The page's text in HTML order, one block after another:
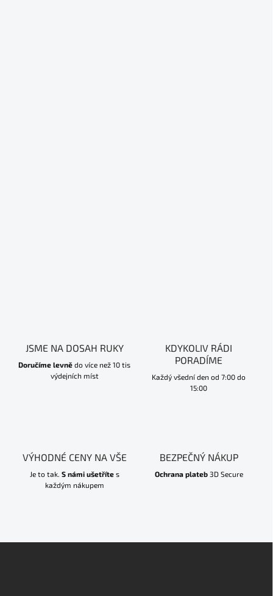
JSME NA DOSAH RUKY
Doručíme levně do více než 10 tis
výdejních míst
KDYKOLIV RÁDI
PORADÍME
Každý všední den od 7:00 do
15:00
VÝHODNÉ CENY NA VŠE
Je to tak. S námi ušetřítes
každým nákupem
BEZPEČNÝ NÁKUP
Ochrana plateb3D Secure